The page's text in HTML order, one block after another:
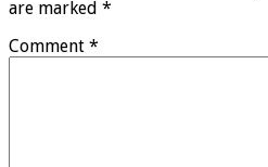
are marked *
Comment *